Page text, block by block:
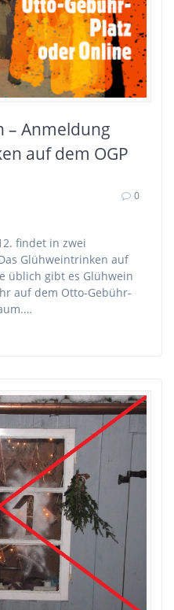
– Anmeldung
auf dem OGP
0
findet in zwei
Glühweintrinken auf
üblich gibt es Glühwein
auf dem Otto-Gebühr-